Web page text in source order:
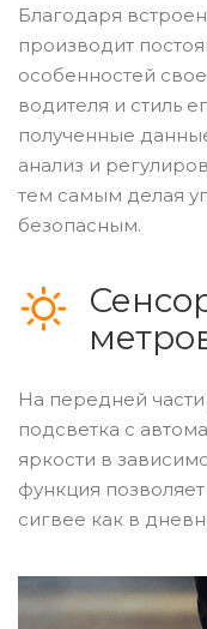
Благодаря
производит
особенностей
водителя и стиль
полученные
анализ и
тем самым делая
безопасным.
На передней части
подсветка с
яркости в
функция
сигвее как в